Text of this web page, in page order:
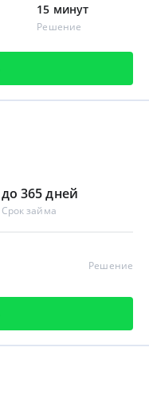
15 минут
Решение
до 365 дней
Срок займа
Решение